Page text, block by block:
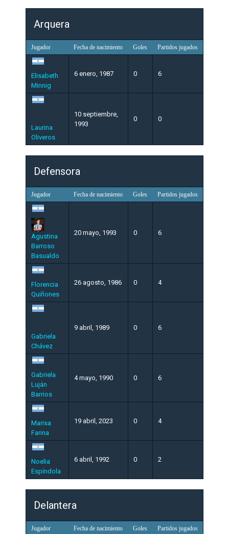
Arquera
Jugador Fecha de nacimiento Goles Partidos jugados
Elisabeth
Minnig
6 enero, 1987 0 6
Laurina
Oliveros
10 septiembre,
1993
0 0
Defensora
Jugador Fecha de nacimiento Goles Partidos jugados
Agustina
Barroso
Basualdo
20 mayo, 1993 0 6
Florencia
Quiñones
26 agosto, 1986 0 4
Gabriela
Chávez
9 abril, 1989 0 6
Gabriela
Luján
Barrios
4 mayo, 1990 0 6
Marisa
Farina
19 abril, 2023 0 4
Noelia
Espíndola
6 abril, 1992 0 2
Delantera
Jugador Fecha de nacimiento Goles Partidos jugados